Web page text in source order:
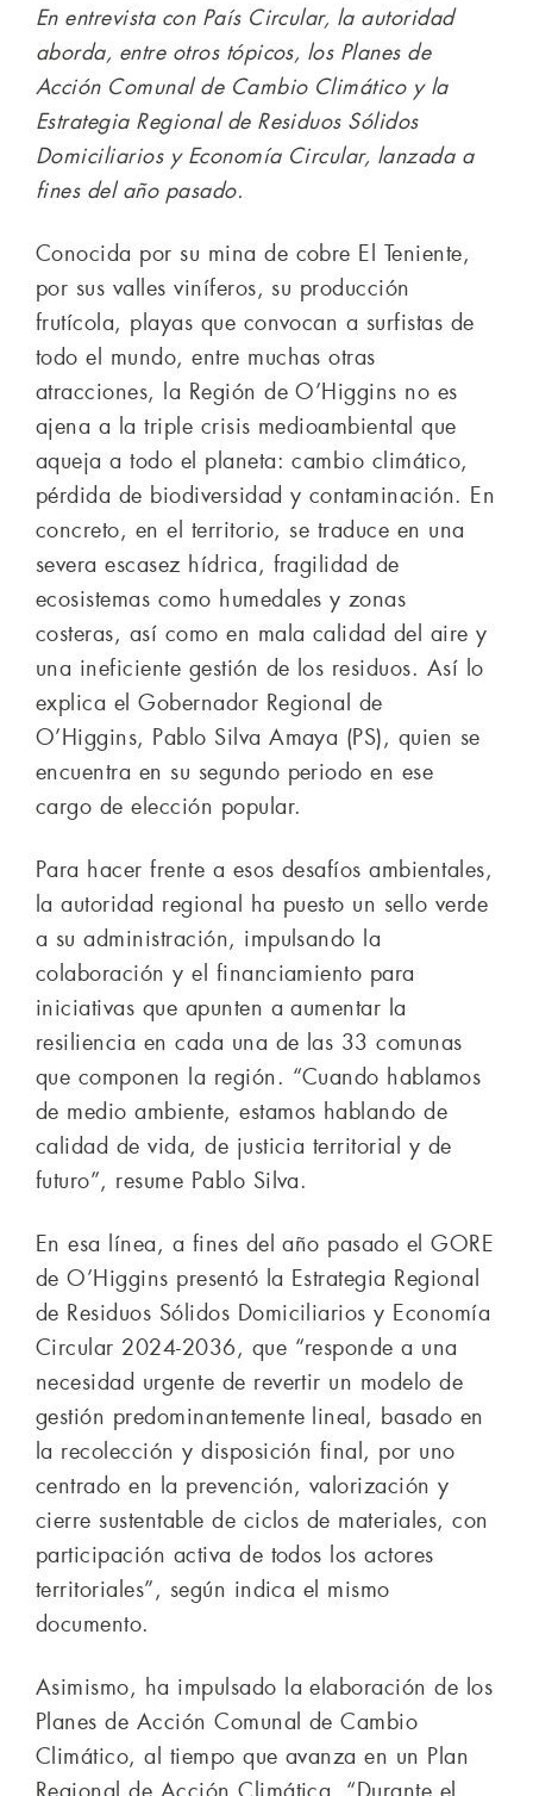
En entrevista con País Circular, la autoridad
aborda, entre otros tópicos, los Planes de
Acción Comunal de Cambio Climático y la
Estrategia Regional de Residuos Sólidos
Domiciliarios y Economía Circular, lanzada a
fines del año pasado.
Conocida por su mina de cobre El Teniente,
por sus valles viníferos, su producción
frutícola, playas que convocan a surfistas de
todo el mundo, entre muchas otras
atracciones, la Región de O’Higgins no es
ajena a la triple crisis medioambiental que
aqueja a todo el planeta: cambio climático,
pérdida de biodiversidad y contaminación. En
concreto, en el territorio, se traduce en una
severa escasez hídrica, fragilidad de
ecosistemas como humedales y zonas
costeras, así como en mala calidad del aire y
una ineficiente gestión de los residuos. Así lo
explica el Gobernador Regional de
O’Higgins, Pablo Silva Amaya (PS), quien se
encuentra en su segundo periodo en ese
cargo de elección popular.
Para hacer frente a esos desafíos ambientales,
la autoridad regional ha puesto un sello verde
a su administración, impulsando la
colaboración y el financiamiento para
iniciativas que apunten a aumentar la
resiliencia en cada una de las 33 comunas
que componen la región. “Cuando hablamos
de medio ambiente, estamos hablando de
calidad de vida, de justicia territorial y de
futuro”, resume Pablo Silva.
En esa línea, a fines del año pasado el GORE
de O’Higgins presentó la Estrategia Regional
de Residuos Sólidos Domiciliarios y Economía
Circular 2024-2036, que “responde a una
necesidad urgente de revertir un modelo de
gestión predominantemente lineal, basado en
la recolección y disposición final, por uno
centrado en la prevención, valorización y
cierre sustentable de ciclos de materiales, con
participación activa de todos los actores
territoriales”, según indica el mismo
documento.
Asimismo, ha impulsado la elaboración de los
Planes de Acción Comunal de Cambio
Climático, al tiempo que avanza en un Plan